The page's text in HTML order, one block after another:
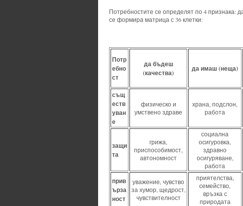
Потребностите се определят по 4
се формира матрица с 36 клетки:
Потр
ебно
ст
да бъдеш
(качества)
да имаш (неща)
същ
еств
уван
е
физическо и
умствено здраве
храна, подслон,
работа
защи
та
грижа,
приспособимост,
автономност
социална
осигуровка,
здравно
осигуряване,
работа
прив
ърза
ност
уважение, чувство
за хумор, щедрост,
чувствителност
приятелства,
семейство,
връзка с
природата